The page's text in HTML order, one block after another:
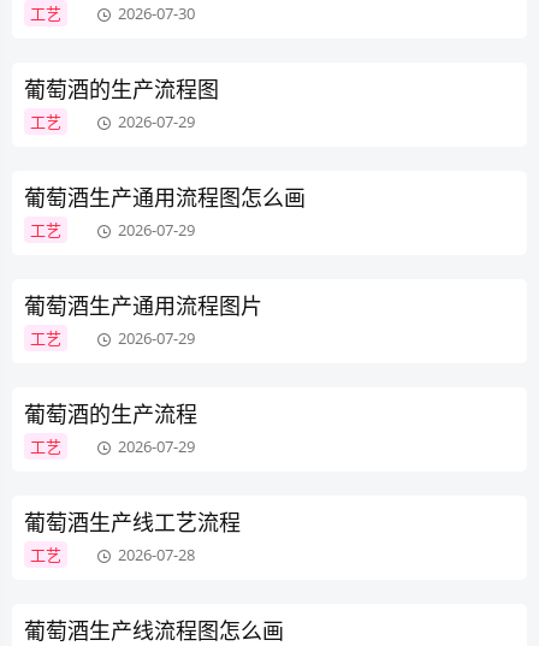
工艺 2026-07-30
葡萄酒的生产流程图
工艺 2026-07-29
葡萄酒生产通用流程图怎么画
工艺 2026-07-29
葡萄酒生产通用流程图片
工艺 2026-07-29
葡萄酒的生产流程
工艺 2026-07-29
葡萄酒生产线工艺流程
工艺 2026-07-28
葡萄酒生产线流程图怎么画